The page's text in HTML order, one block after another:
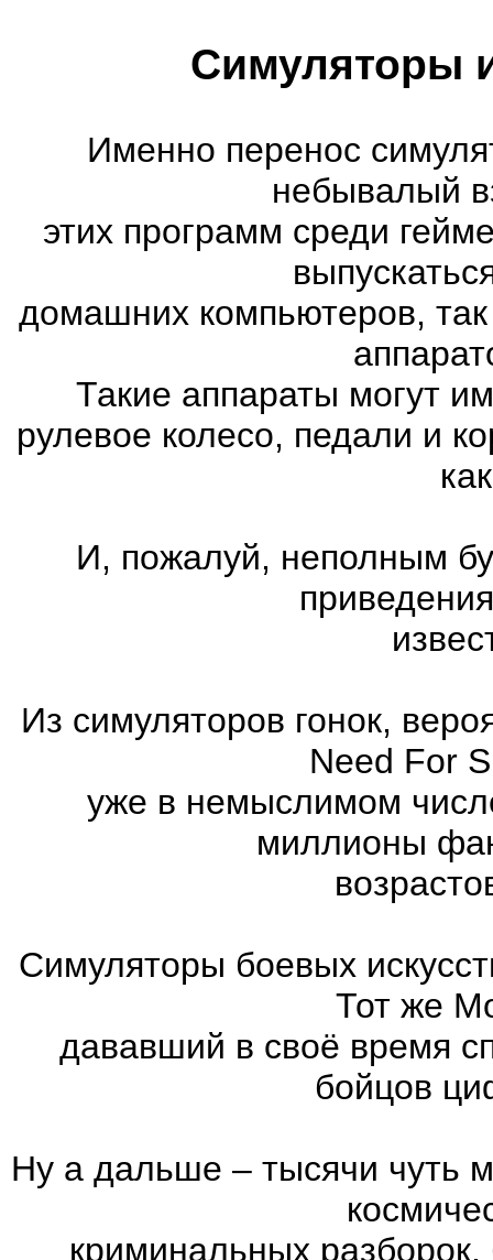
Симуляторы
Именно перенос
небывалый
этих программ среди
домашних компьютеров,
Такие аппараты могут
рулевое колесо, педали и
И, пожалуй, неполным
Из симуляторов гонок,
Need For
уже в немыслимом
миллионы
Симуляторы боевых
Тот же
дававший в своё время
бойцов
Ну а дальше – тысячи чуть
криминальных